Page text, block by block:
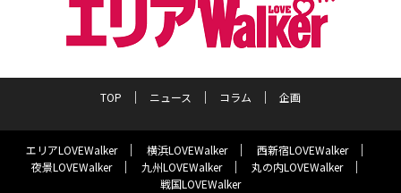
TOP ニュース コラム 企画
エリアLOVEWalker 横浜LOVEWalker
西新宿LOVEWalker
夜景LOVEWalker
九州LOVEWalker
丸の内LOVEWalker
戦国LOVEWalker